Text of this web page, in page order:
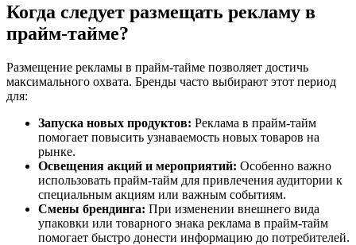
Когда следует размещать рекламу в
прайм-тайме?
Размещение рекламы в прайм-тайме позволяет достичь
максимального охвата. Бренды часто выбирают этот период
для:
Запуска новых продуктов: Реклама в прайм-тайм
помогает повысить узнаваемость новых товаров на
рынке.
Освещения акций и мероприятий: Особенно важно
использовать прайм-тайм для привлечения аудитории к
специальным акциям или важным событиям.
Смены брендинга: При изменении внешнего вида
упаковки или товарного знака реклама в прайм-тайм
помогает быстро донести информацию до потребителей.